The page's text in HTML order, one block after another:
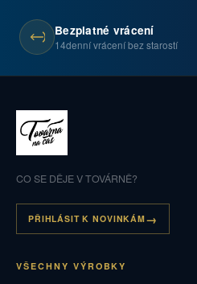
Bezplatné vrácení
14denní vrácení bez starostí
CO SE DĚJE V TOVÁRNĚ?
PŘIHLÁSIT K NOVINKÁM
VŠECHNY VÝROBKY